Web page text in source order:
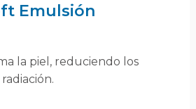
Emulsión
la piel, reduciendo los